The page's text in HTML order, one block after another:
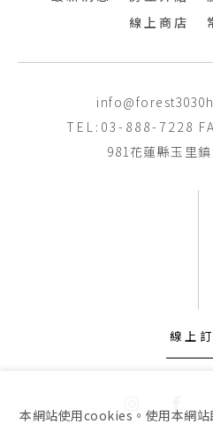
線上商店
TEL:03-888-7228
981花蓮縣玉里
線上
本網站使用cookies。使用本網